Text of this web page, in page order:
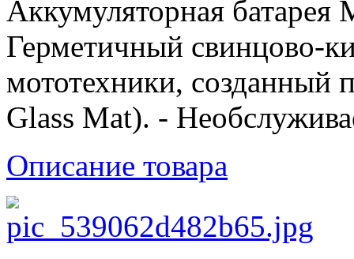
Аккумуляторная
Герметичный свинцово-
мототехники, созданный
Glass Mat). -
Описание товара